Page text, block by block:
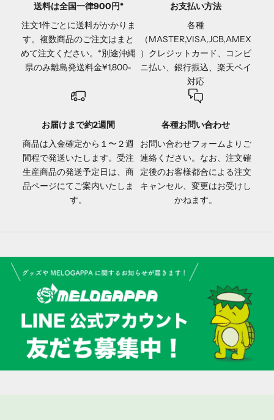
送料は全国一律900円*
注文1件ごとに送料がかかりま
す。複数商品のご注文はまと
めて注文ください。*別途沖縄
県のみ離島発送料金¥1,800-
お支払い方法
各種
（MASTER,VISA,JCB,AMEX
）クレジットカード、コンビ
ニ払い、銀行振込、楽天ペイ
対応
お届けまで約2週間
商品は入金確定から１〜２週
間程で発送いたします。受注
生産商品の発送予定日は、商
品ページにてご案内いたしま
す。
各種お問い合わせ
お問い合わせフォームよりご
連絡ください。なお、注文確
定後のお客様都合による注文
キャンセル、変更はお受けし
かねます。